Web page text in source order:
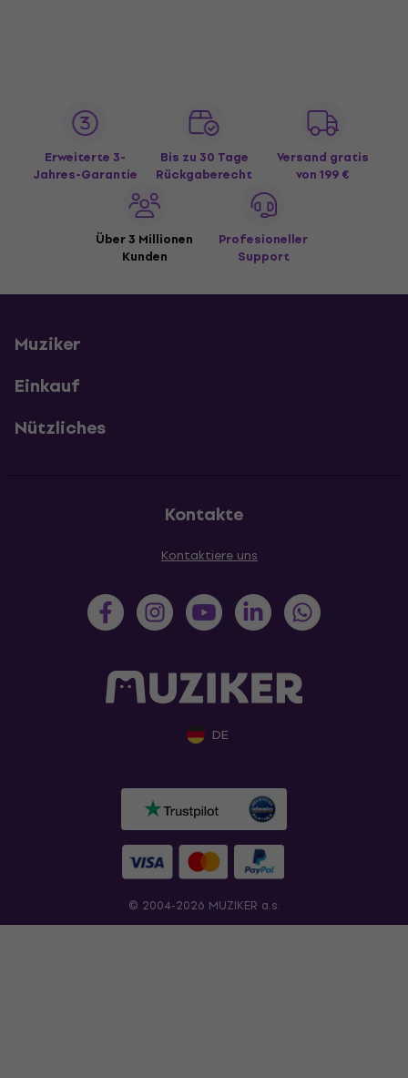
Erweiterte 3-
Jahres-Garantie
Bis zu 30 Tage
Rückgaberecht
Versand gratis
von 199 €
Über 3 Millionen
Kunden
Profesioneller
Support
Muziker
Einkauf
Nützliches
Kontakte
Kontaktiere uns
DE
© 2004-2026 MUZIKER a.s.